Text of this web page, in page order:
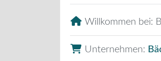
Willkommen bei:
Unternehmen: